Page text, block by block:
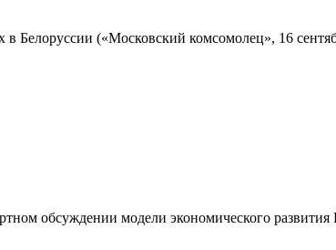
Белоруссии («Московский комсомолец», 16
обсуждении модели экономического развития